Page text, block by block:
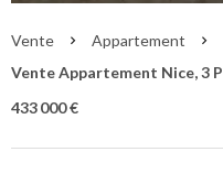
Vente
Appartement
Vente Appartement Nice, 3
433 000 €